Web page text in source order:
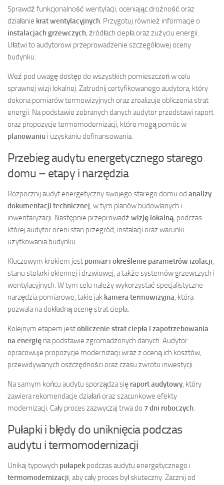
Sprawdź funkcjonalność wentylacji, oceniając drożność oraz
działanie krat wentylacyjnych . Przygotuj również informacje o
instalacjach grzewczych , źródłach ciepła oraz zużyciu energii.
Ułatwi to audytorowi przeprowadzenie szczegółowej oceny
budynku.
Weź pod uwagę dostęp do wszystkich pomieszczeń w celu
sprawnej wizji lokalnej. Zatrudnij certyfikowanego audytora, który
dokona pomiarów termowizyjnych oraz zrealizuje obliczenia strat
energii. Na podstawie zebranych danych audytor przedstawi raport
oraz propozycje termomodernizacji, które mogą pomóc w
planowaniu i uzyskaniu dofinansowania.
Przebieg audytu energetycznego starego
domu – etapy i narzędzia
Rozpocznij audyt energetyczny swojego starego domu od analizy
dokumentacji technicznej , w tym planów budowlanych i
inwentaryzacji. Następnie przeprowadź wizję lokalną , podczas
której audytor oceni stan przegród, instalacji oraz warunki
użytkowania budynku.
Kluczowym krokiem jest pomiar i określenie parametrów izolacji
stanu stolarki okiennej i drzwiowej, a także systemów grzewczych i
wentylacyjnych. W tym celu należy wykorzystać specjalistyczne
narzędzia pomiarowe, takie jak kamera termowizyjna , która
pozwala na dokładną ocenę strat ciepła.
Kolejnym etapem jestobliczenie strat ciepła i zapotrzebowania
na energię na podstawie zgromadzonych danych. Audytor
opracowuje propozycje modernizacji wraz z oceną ich kosztów,
przewidywanych oszczędności oraz czasu zwrotu inwestycji.
Na samym końcu audytu sporządza się raport audytowy , który
zawiera rekomendacje działań oraz szacunkowe efekty
modernizacji. Cały proces zazwyczaj trwa do 7 dni roboczych
Pułapki i błędy do uniknięcia podczas
audytu i termomodernizacji
Unikaj typowych pułapek podczas audytu energetycznego i
termomodernizacji , aby cały proces był skuteczny. Zacznij od